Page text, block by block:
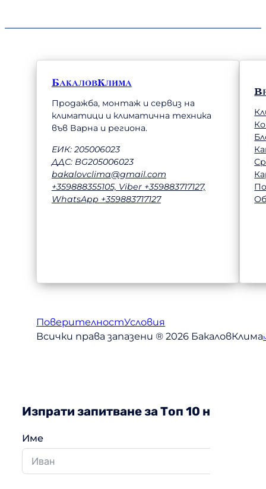
БакаловКлима
Продажба, монтаж и сервиз на
климатици и климатична техника
във Варна и региона.
ЕИК: 205006023
ДДС: BG205006023
bakalovclima@gmail.com
+359888355105, Viber +359883717127,
WhatsApp +359883717127
ПоверителностУсловия
Всички права запазени ® 2026 БакаловКлима
Изпрати запитване за Топ 10 на най –
Име